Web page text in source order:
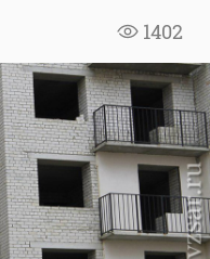
1402